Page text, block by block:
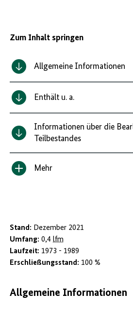
Zum Inhalt springen
Allgemeine Informationen
Enthält u. a.
Informationen über die
Teilbestandes
Inhalt
Mehr
Stand: Dezember 2021
Umfang: 0,4 lfm
Laufzeit: 1973 - 1989
Erschließungsstand: 100 %
Allgemeine Informationen